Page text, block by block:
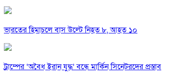
ভারতের হিমাচলে বাস উল্টে নিহত ৮, আহত ১০
ট্রাম্পের ‘অবৈধ ইরান যুদ্ধ’ বন্ধে মার্কিন সিনেটরদের প্রস্তাব